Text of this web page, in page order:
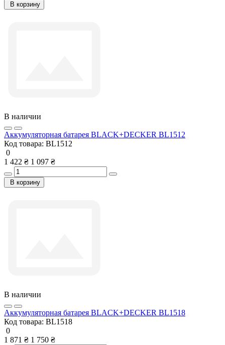
В корзину
В наличии
Аккумуляторная батарея BLACK+DECKER BL1512
Код товара: BL1512
0
1 422 ₴ 1 097 ₴
В корзину
В наличии
Аккумуляторная батарея BLACK+DECKER BL1518
Код товара: BL1518
0
1 871 ₴ 1 750 ₴